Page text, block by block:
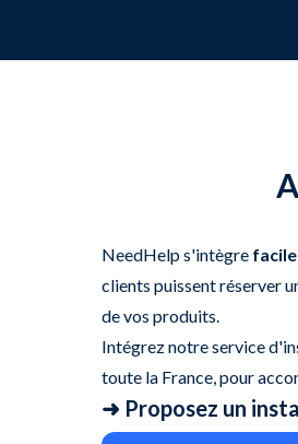
NeedHelp s'intègre
clients puissent réserver
de vos produits.
Intégrez notre service
toute la France, pour
➜ Proposez un